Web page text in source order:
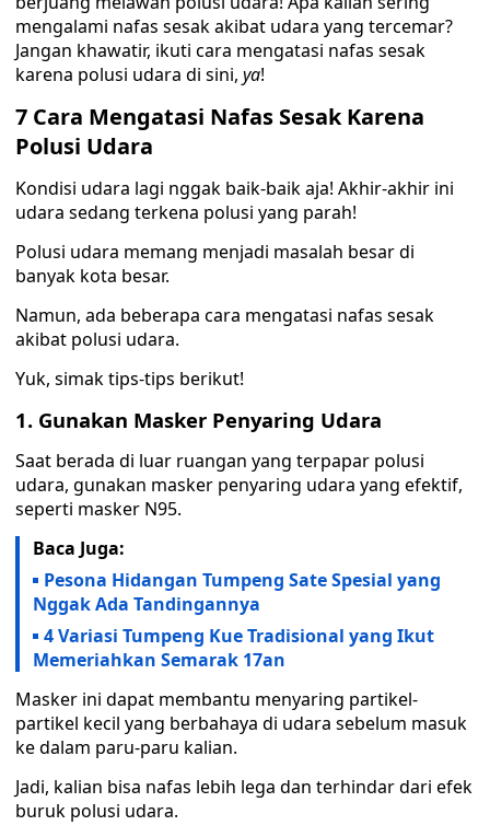
mengalami nafas sesak akibat udara yang tercemar?
Jangan khawatir, ikuti cara mengatasi nafas sesak
karena polusi udara di sini, ya!
7 Cara Mengatasi Nafas Sesak Karena
Polusi Udara
Kondisi udara lagi nggak baik-baik aja! Akhir-akhir ini
udara sedang terkena polusi yang parah!
Polusi udara memang menjadi masalah besar di
banyak kota besar.
Namun, ada beberapa cara mengatasi nafas sesak
akibat polusi udara.
Yuk, simak tips-tips berikut!
1. Gunakan Masker Penyaring Udara
Saat berada di luar ruangan yang terpapar polusi
udara, gunakan masker penyaring udara yang efektif,
seperti masker N95.
Baca Juga:
Pesona Hidangan Tumpeng Sate Spesial yang
Nggak Ada Tandingannya
4 Variasi Tumpeng Kue Tradisional yang Ikut
Memeriahkan Semarak 17an
Masker ini dapat membantu menyaring partikel-
partikel kecil yang berbahaya di udara sebelum masuk
ke dalam paru-paru kalian.
Jadi, kalian bisa nafas lebih lega dan terhindar dari efek
buruk polusi udara.